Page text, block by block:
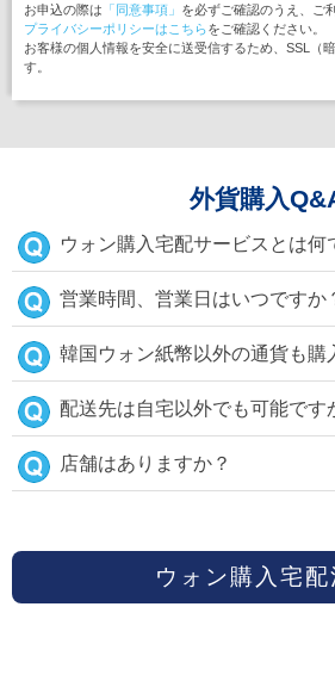
お申込の際は 「同意事項」 を必ずご確認のうえ、ご
プライバシーポリシーはこちらをご確認ください。
お客様の個人情報を安全に送受信するため、SSL（
す。
外貨購入
ウォン購入宅配サービスとは何
営業時間、営業日はいつですか
韓国ウォン紙幣以外の通貨も購
配送先は自宅以外でも可能です
店舗はありますか？
ウォン購入宅配